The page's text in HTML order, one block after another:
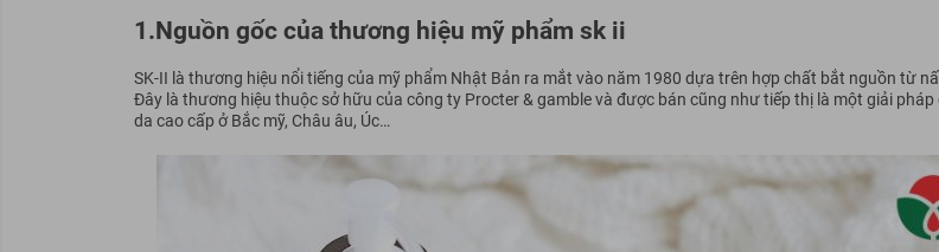
1.Nguồn gốc của thương hiệu mỹ phẩm sk ii
SK-II là thương hiệu nổi tiếng của mỹ phẩm Nhật Bản ra mắt vào năm 1980 dựa trên hợp chất bắt nguồn từ
Đây là thương hiệu thuộc sở hữu của công ty Procter & gamble và được bán cũng như tiếp thị là một giải pháp
da cao cấp ở Bắc mỹ, Châu âu, Úc…